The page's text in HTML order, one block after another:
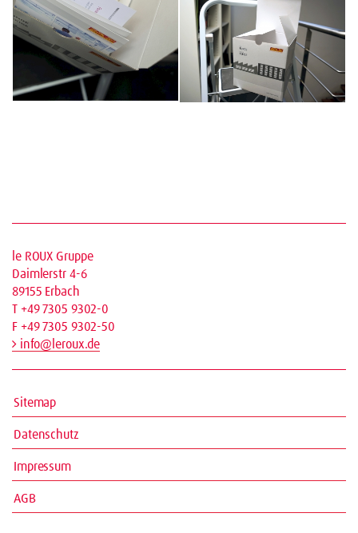
le ROUX Gruppe
Daimlerstr 4-6
89155 Erbach
T +49 7305 9302-0
F +49 7305 9302-50
info@leroux.de
Sitemap
Datenschutz
Impressum
AGB